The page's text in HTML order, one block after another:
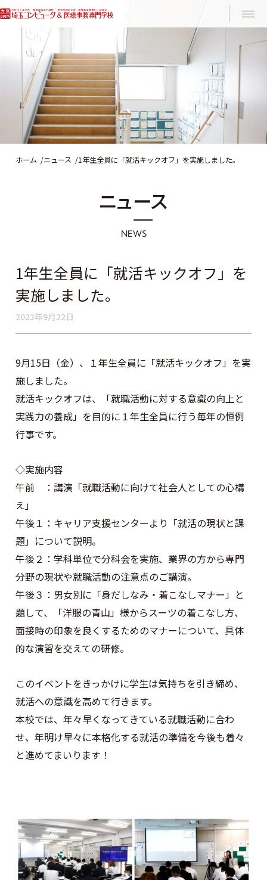
Instagram
LINE
ホーム ニュース 1年生全員に「就活キックオフ」を実施しました。
ニュース
NEWS
1年生全員に「就活キックオフ」を
実施しました。
2023年9月22日
9月15日（金）、１年生全員に「就活キックオフ」を実
施しました。
就活キックオフは、「就職活動に対する意識の向上と
実践力の養成」を目的に１年生全員に行う毎年の恒例
行事です。
◇実施内容
午前 ：講演「就職活動に向けて社会人としての心構
え」
午後１：キャリア支援センターより「就活の現状と課
題」について説明。
午後２：学科単位で分科会を実施、業界の方から専門
分野の現状や就職活動の注意点のご講演。
午後３：男女別に「身だしなみ・着こなしマナー」と
題して、「洋服の青山」様からスーツの着こなし方、
面接時の印象を良くするためのマナーについて、具体
的な演習を交えての研修。
このイベントをきっかけに学生は気持ちを引き締め、
就活への意識を高めて行きます。
本校では、年々早くなってきている就職活動に合わ
せ、年明け早々に本格化する就活の準備を今後も着々
と進めてまいります！